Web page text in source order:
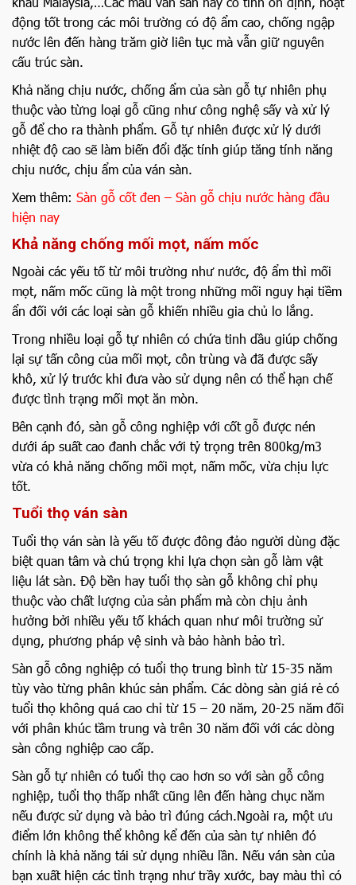
động tốt trong các môi trường có độ ẩm cao, chống ngập
nước lên đến hàng trăm giờ liên tục mà vẫn giữ nguyên
cấu trúc sàn.
Khả năng chịu nước, chống ẩm của sàn gỗ tự nhiên phụ
thuộc vào từng loại gỗ cũng như công nghệ sấy và xử lý
gỗ để cho ra thành phẩm. Gỗ tự nhiên được xử lý dưới
nhiệt độ cao sẽ làm biến đổi đặc tính giúp tăng tính năng
chịu nước, chịu ẩm của ván sàn.
Xem thêm: Sàn gỗ cốt đen – Sàn gỗ chịu nước hàng đầu
hiện nay
Khả năng chống mối mọt, nấm mốc
Ngoài các yếu tố từ môi trường như nước, độ ẩm thì mối
mọt, nấm mốc cũng là một trong những mối nguy hại tiềm
ẩn đối với các loại sàn gỗ khiến nhiều gia chủ lo lắng.
Trong nhiều loại gỗ tự nhiên có chứa tinh dầu giúp chống
lại sự tấn công của mối mọt, côn trùng và đã được sấy
khô, xử lý trước khi đưa vào sử dụng nên có thể hạn chế
được tình trạng mối mọt ăn mòn.
Bên cạnh đó, sàn gỗ công nghiệp với cốt gỗ được nén
dưới áp suất cao đanh chắc với tỷ trọng trên 800kg/m3
vừa có khả năng chống mối mọt, nấm mốc, vừa chịu lực
tốt.
Tuổi thọ ván sàn
Tuổi thọ ván sàn là yếu tố được đông đảo người dùng đặc
biệt quan tâm và chú trọng khi lựa chọn sàn gỗ làm vật
liệu lát sàn. Độ bền hay tuổi thọ sàn gỗ không chỉ phụ
thuộc vào chất lượng của sản phẩm mà còn chịu ảnh
hưởng bởi nhiều yếu tố khách quan như môi trường sử
dụng, phương pháp vệ sinh và bảo hành bảo trì.
Sàn gỗ công nghiệp có tuổi thọ trung bình từ 15-35 năm
tùy vào từng phân khúc sản phẩm. Các dòng sàn giá rẻ có
tuổi thọ không quá cao chỉ từ 15 – 20 năm, 20-25 năm đối
với phân khúc tầm trung và trên 30 năm đối với các dòng
sàn công nghiệp cao cấp.
Sàn gỗ tự nhiên có tuổi thọ cao hơn so với sàn gỗ công
nghiệp, tuổi thọ thấp nhất cũng lên đến hàng chục năm
nếu được sử dụng và bảo trì đúng cách.Ngoài ra, một ưu
điểm lớn không thể không kể đến của sàn tự nhiên đó
chính là khả năng tái sử dụng nhiều lần. Nếu ván sàn của
bạn xuất hiện các tình trạng như trầy xước, bay màu thì có